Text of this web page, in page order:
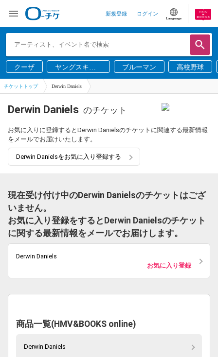
新規登録 ログイン
Language
クーザ
ヤングスキニ
ー
ブルーマン 高校野球
チケットトップ Derwin Daniels
Derwin Daniels のチケット
お気に入りに登録するとDerwin Danielsのチケットに関連する最新情報
をメールでお届けいたします。
Derwin Danielsをお気に入り登録する
現在受け付け中のDerwin Danielsのチケットはござ
いません。
お気に入り登録をするとDerwin Danielsのチケット
に関する最新情報をメールでお届けします。
Derwin Daniels
お気に入り登録
商品一覧(HMV&BOOKS online)
Derwin Daniels